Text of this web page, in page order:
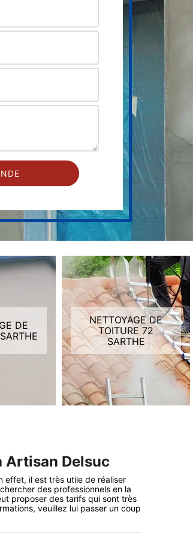
DE
NETTOYAGE DE
TOITURE 72
SARTHE
Artisan Delsuc
effet, il est très utile de réaliser
des professionnels en la
proposer des tarifs qui sont très
veuillez lui passer un coup